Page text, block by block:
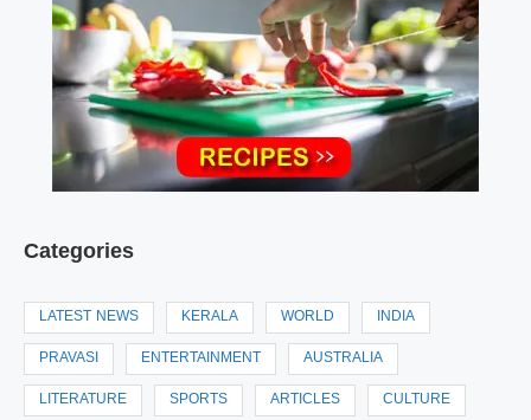
Categories
LATEST NEWS KERALA WORLD INDIA
PRAVASI ENTERTAINMENT AUSTRALIA
LITERATURE SPORTS ARTICLES CULTURE